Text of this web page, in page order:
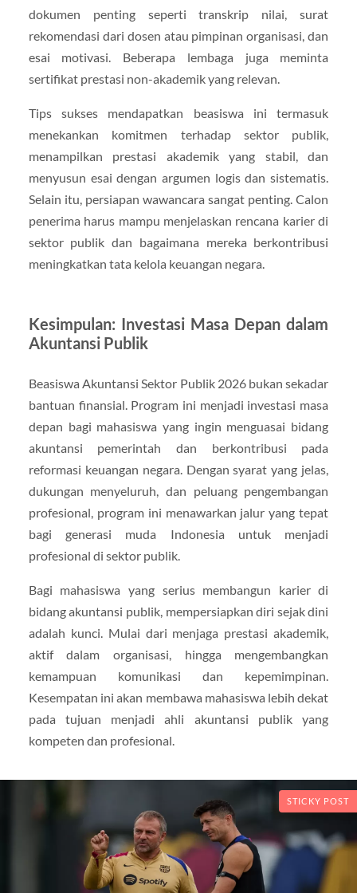
dokumen penting seperti transkrip nilai, surat
rekomendasi dari dosen atau pimpinan organisasi, dan
esai motivasi. Beberapa lembaga juga meminta
sertifikat prestasi non-akademik yang relevan.
Tips sukses mendapatkan beasiswa ini termasuk
menekankan komitmen terhadap sektor publik,
menampilkan prestasi akademik yang stabil, dan
menyusun esai dengan argumen logis dan sistematis.
Selain itu, persiapan wawancara sangat penting. Calon
penerima harus mampu menjelaskan rencana karier di
sektor publik dan bagaimana mereka berkontribusi
meningkatkan tata kelola keuangan negara.
Kesimpulan: Investasi Masa Depan dalam
Akuntansi Publik
Beasiswa Akuntansi Sektor Publik 2026 bukan sekadar
bantuan finansial. Program ini menjadi investasi masa
depan bagi mahasiswa yang ingin menguasai bidang
akuntansi pemerintah dan berkontribusi pada
reformasi keuangan negara. Dengan syarat yang jelas,
dukungan menyeluruh, dan peluang pengembangan
profesional, program ini menawarkan jalur yang tepat
bagi generasi muda Indonesia untuk menjadi
profesional di sektor publik.
Bagi mahasiswa yang serius membangun karier di
bidang akuntansi publik, mempersiapkan diri sejak dini
adalah kunci. Mulai dari menjaga prestasi akademik,
aktif dalam organisasi, hingga mengembangkan
kemampuan komunikasi dan kepemimpinan.
Kesempatan ini akan membawa mahasiswa lebih dekat
pada tujuan menjadi ahli akuntansi publik yang
kompeten dan profesional.
STICKY POST